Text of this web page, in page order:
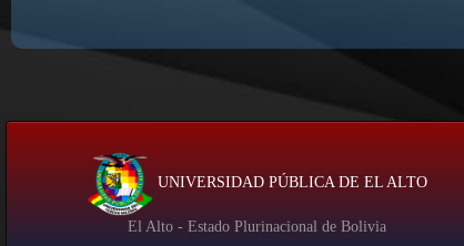
UNIVERSIDAD PÚBLICA DE EL ALTO
El Alto - Estado Plurinacional de Bolivia